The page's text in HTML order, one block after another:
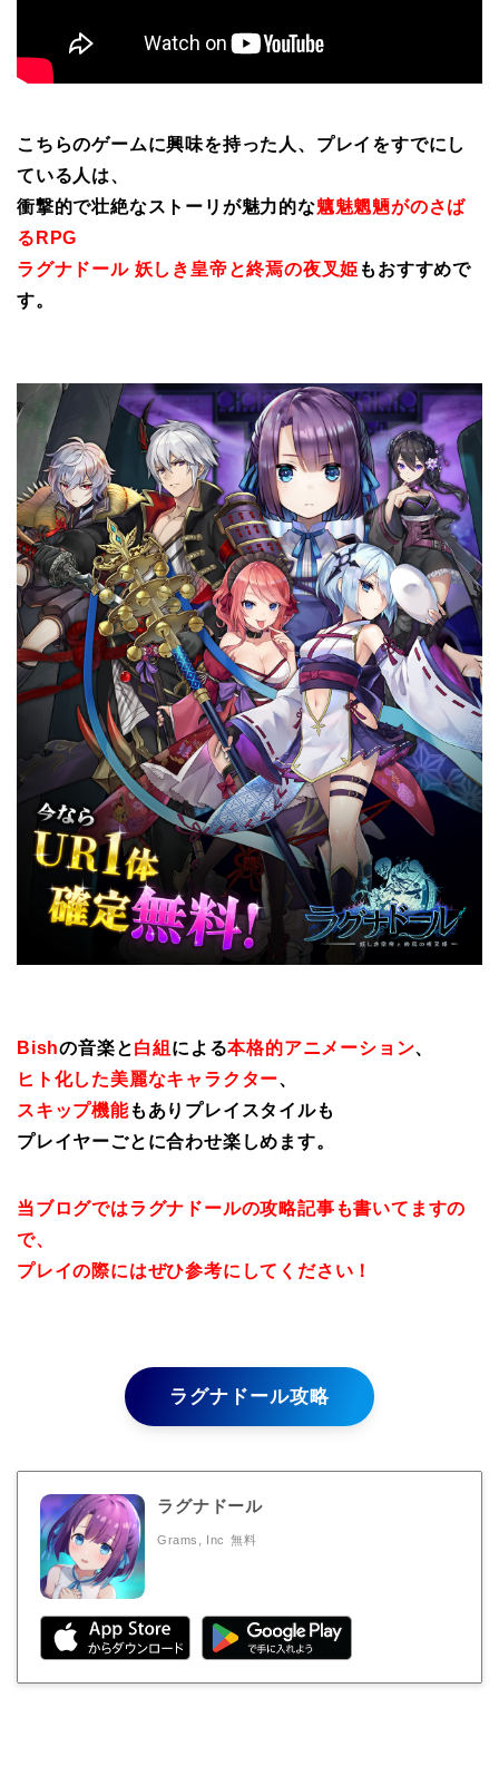
こちらのゲームに興味を持った人、プレイをすでにし
ている人は、
衝撃的で壮絶なストーリが魅力的な魑魅魍魎がのさば
るRPG
ラグナドール 妖しき皇帝と終焉の夜叉姫 もおすすめで
す。
Bishの音楽と白組 による本格的アニメーション、
ヒト化した美麗なキャラクター、
スキップ機能もありプレイスタイルも
プレイヤーごとに合わせ楽しめます。
当ブログではラグナドールの攻略記事も書いてますの
で、
プレイの際にはぜひ参考にしてください！
ラグナドール攻略
ラグナドール
Grams, Inc 無料